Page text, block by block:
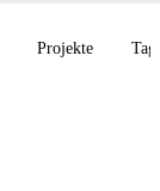
Projekte